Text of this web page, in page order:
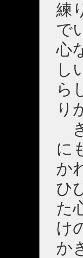
練
で
心
し
ら
り
に
か
ひ
た
け
か